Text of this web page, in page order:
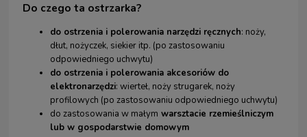
Do czego ta ostrzarka?
do ostrzenia i polerowania narzędzi ręcznych: noży,
dłut, nożyczek, siekier itp. (po zastosowaniu
odpowiedniego uchwytu)
do ostrzenia i polerowania akcesoriów do
elektronarzędzi: wierteł, noży strugarek, noży
profilowych (po zastosowaniu odpowiedniego uchwytu)
do zastosowania w małym warsztacie rzemieślniczym
lub w gospodarstwie domowym